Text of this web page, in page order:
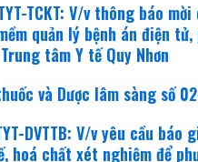
TCKT: V/v thông báo
quản lý bệnh án điện
tâm Y tế Quy Nhơn
và Dược lâm sàng số
DVTTB: V/v yêu cầu báo
hoá chất xét nghiệm để